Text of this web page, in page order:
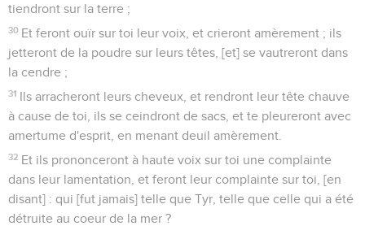
tiendront sur la terre ;
30 Et feront ouïr sur toi leur voix, et crieront amèrement ; ils
jetteront de la poudre sur leurs têtes, [et] se vautreront dans
la cendre ;
31 Ils arracheront leurs cheveux, et rendront leur tête chauve
à cause de toi, ils se ceindront de sacs, et te pleureront avec
amertume d'esprit, en menant deuil amèrement.
32 Et ils prononceront à haute voix sur toi une complainte
dans leur lamentation, et feront leur complainte sur toi, [en
disant] : qui [fut jamais] telle que Tyr, telle que celle qui a été
détruite au coeur de la mer ?